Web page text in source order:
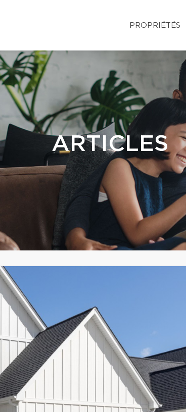
PROPRIÉTÉS
ARTICLES